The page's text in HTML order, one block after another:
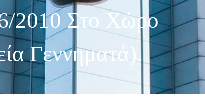
2010 Στο Χώρο
Γεννηματά).